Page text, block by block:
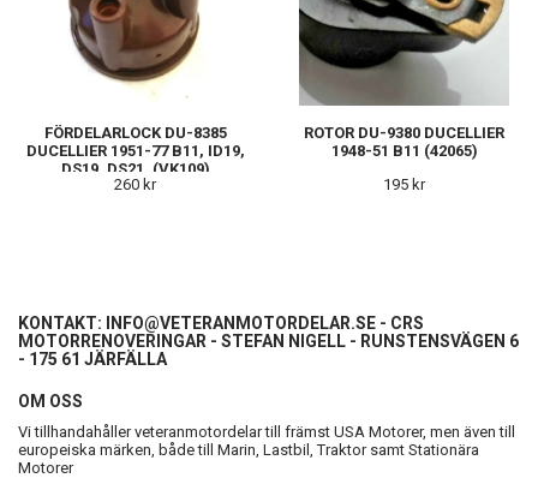
FÖRDELARLOCK DU-8385
DUCELLIER 1951-77 B11, ID19,
DS19, DS21. (VK109)
260 kr
ROTOR DU-9380 DUCELLIER
1948-51 B11 (42065)
195 kr
KONTAKT: INFO@VETERANMOTORDELAR.SE - CRS
MOTORRENOVERINGAR - STEFAN NIGELL - RUNSTENSVÄGEN 6
- 175 61 JÄRFÄLLA
OM OSS
Vi tillhandahåller veteranmotordelar till främst USA Motorer, men även till
europeiska märken, både till Marin, Lastbil, Traktor samt Stationära
Motorer